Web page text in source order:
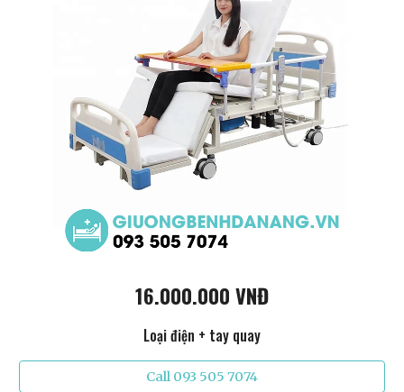
16.000.000 VNĐ
Loại điện + tay quay
Call 093 505 7074